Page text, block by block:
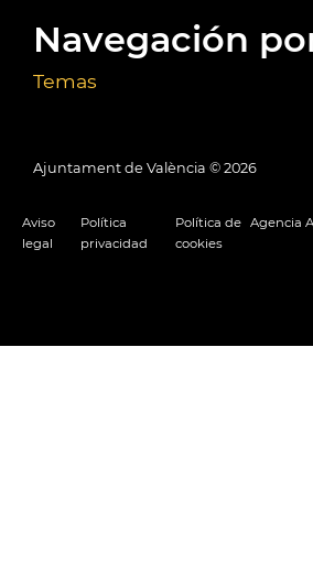
Navegación
Temas
Ajuntament de València © 2026
Aviso
legal
Política
privacidad
Política de
cookies
Agencia